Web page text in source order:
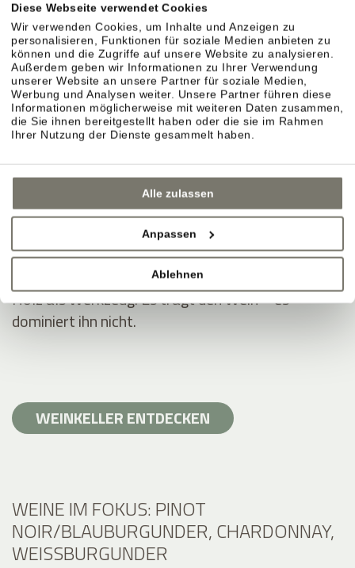
Diese Webseite verwendet Cookies
Wir verwenden Cookies, um Inhalte und Anzeigen zu
personalisieren, Funktionen für soziale Medien anbieten zu
können und die Zugriffe auf unsere Website zu analysieren.
Außerdem geben wir Informationen zu Ihrer Verwendung
unserer Website an unsere Partner für soziale Medien,
Werbung und Analysen weiter. Unsere Partner führen diese
Informationen möglicherweise mit weiteren Daten zusammen,
die Sie ihnen bereitgestellt haben oder die sie im Rahmen
Ihrer Nutzung der Dienste gesammelt haben.
Alle zulassen
Anpassen
Ablehnen
KELLER & AUSBAU
Sorgfalt im Ausbau.
Im Weinberg entsteht der Stil. Im Keller wird er
präzise begleitet. Jahr für Jahr neu.
Naturmaterialien sorgen für Ruhe.
Lehm, Ton, offener Boden, Lehm-Kalk. Ein Klima,
Ausbau in Eichenholzfässern.
Holz als Werkzeug. Es trägt den Wein – es
dominiert ihn nicht.
WEINKELLER ENTDECKEN
WEINE IM FOKUS: PINOT
NOIR/BLAUBURGUNDER, CHARDONNAY,
WEISSBURGUNDER